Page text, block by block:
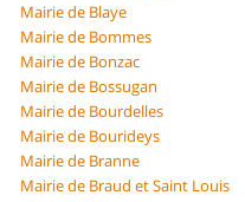
Mairie de Blaye
Mairie de Bommes
Mairie de Bonzac
Mairie de Bossugan
Mairie de Bourdelles
Mairie de Bourideys
Mairie de Branne
Mairie de Braud et Saint Louis